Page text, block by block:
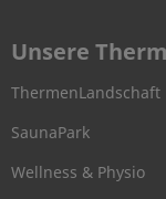
Unsere
ThermenLandschaft
SaunaPark
Wellness & Physio